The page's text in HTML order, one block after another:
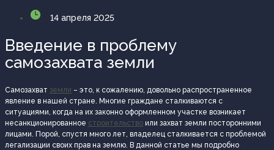
14 апреля 2025
Введение в проблему
самозахвата земли
Самозахват земли – это, к сожалению, довольно распространенное
явление в нашей стране. Многие граждане сталкиваются с
ситуациями, когда на их законно оформленном участке возникает
несанкционированное строительство или захват земли посторонними
лицами. Порой, спустя много лет, владелец сталкивается с проблемой
легализации своих прав на землю. В данной статье мы подробно